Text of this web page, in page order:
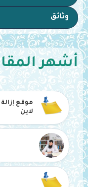
وثائق
أشهر
موقع
لاين